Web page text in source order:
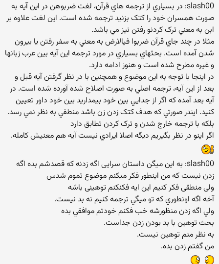
slash00: در بسياري از ترجمه هاي قرآن، لغت ضربوهن در اين آيه به
صورت همسران خود را کتک بزنيد ترجمه شده است. اين لغت علاوه بر
ابن به معني ترک کردنو رفتن نيز مي باشد.
مثلا در چند جاي قرآن ضربوا فيالارض به معني به سفر رفتن يا بيرون
شدن آمده است. بحثهاي بسياري در مورد ترجمه اين آيه بين عرب زبانها
و غيره مطرح شده است و هنوز ادامه دارد.
در اينجا با توجه به اين موضوع و همچنين با در نظر گرفتن آيه قبل و
بعد از اين آيه، ترجمه اصلي به صورت اصلاح شده آورده شده است. در
آيه بعد آمده که اگر از جدايي بين خود بيمداريد بين خود داور تعيين
کنيد. ايندر صورتي که هدف کتک زدن زن باشد منطقي به نظر نمي رسد.
بلکه با ترجمه خارج شدن و ترک کردن تطابق دارد
اگر اينو در نظر بگيريم ديگه اصلا ايرادي نيست آيه هم معنيش كامله.
slash00: به این میگن داستان سرایی اگه زدنه که قصدشم بده اگه
زدن نیست که من اینطور فکر میکنم موضوع تموم شدس
ولی منطقی فکر کنیم این ایه فکنکنم توهینی باشه
آخه اگه اونطوري كه تو ميگي ترجمه كنيم نه بد نيست.
ولي اگه زدن منظورشه خب فكنم خودتم موافقي بده
بحث توهين با بد بودن زدن جداست.
به نظر منم توهين نيست.
من گفتم زدن بده.